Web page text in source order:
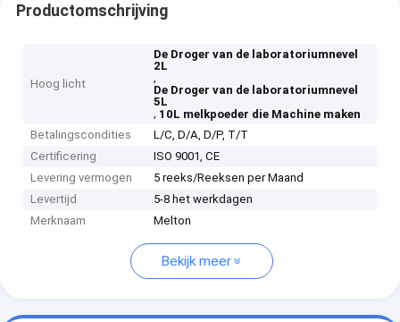
Productomschrijving
Hoog licht
De Droger van de laboratoriumnevel
2L
,
De Droger van de laboratoriumnevel
5L
, 10L melkpoeder die Machine maken
Betalingscondities
L/C, D/A, D/P, T/T
Certificering
ISO 9001, CE
Levering vermogen
5 reeks/Reeksen per Maand
Levertijd
5-8 het werkdagen
Merknaam
Melton
Bekijk meer